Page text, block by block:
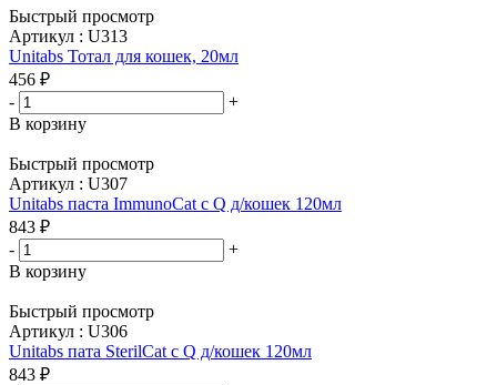
Быстрый просмотр
Артикул : U313
Unitabs Тотал для кошек, 20мл
456 ₽
-
+
В корзину
Быстрый просмотр
Артикул : U307
Unitabs паста ImmunoCat c Q д/кошек 120мл
843 ₽
-
+
В корзину
Быстрый просмотр
Артикул : U306
Unitabs пата SterilCat c Q д/кошек 120мл
843 ₽